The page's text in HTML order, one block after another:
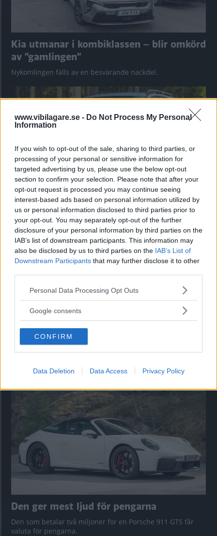
www.vibilagare.se - Do Not Process My Personal
Information
If you wish to opt-out of the sale, sharing to third parties, or
processing of your personal or sensitive information for
targeted advertising by us, please use the below opt-out
section to confirm your selection. Please note that after your
opt-out request is processed you may continue seeing
interest-based ads based on personal information utilized by
us or personal information disclosed to third parties prior to
your opt-out. You may separately opt-out of the further
disclosure of your personal information by third parties on the
IAB’s list of downstream participants. This information may
also be disclosed by us to third parties on the IAB’s List of
Downstream Participants that may further disclose it to other
Please note that this website/app uses one or more Google
not limited to your visit or usage behaviour. You may click to
use your data for below specified purposes in below Google
consent section.
Personal Data Processing Opt Outs
Google consents
CONFIRM
Data Deletion Data Access Privacy Policy
Kia utmanar i kombiklassen – blir omkörd
av ”gamlingen”
Nykomlingen fälls av en besvärande nackdel.
”God chans att bli ny favorit”
Utbudet av terrängdugliga kombibilar har krympt men fylls
nu på av eldrivna Toyota bZ4X Touring. Vi provkör.
Vi ställe nykomlingen mot Audi Q3 och Mazda CX-5.
Den ger mest ljud för pengarna
Den som betalar två miljoner för en Porsche 911 GTS får
valuta för pengarna.